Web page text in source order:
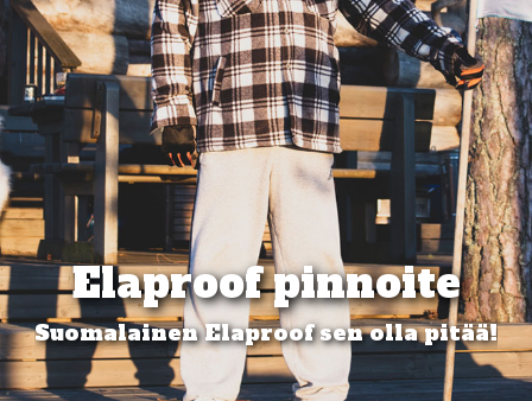
Elaproof pinnoite
Suomalainen Elaproof sen olla pitää!